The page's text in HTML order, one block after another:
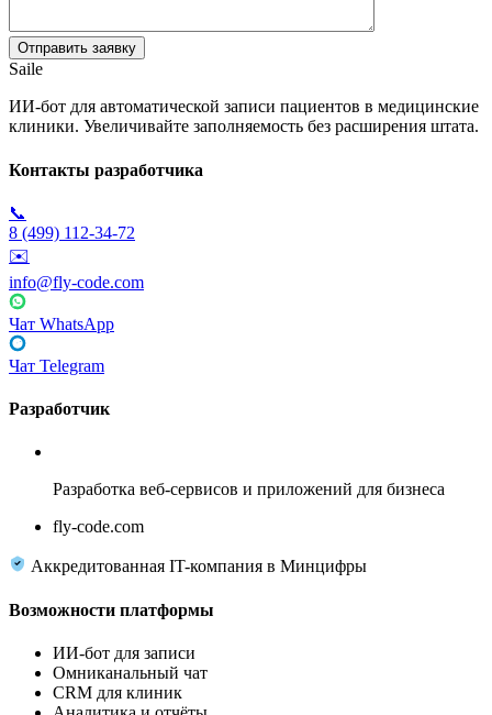
Saile
ИИ-бот для автоматической записи пациентов в медицинские
клиники. Увеличивайте заполняемость без расширения штата.
Контакты разработчика
📞
8 (499) 112-34-72
✉️
info@fly-code.com
Чат WhatsApp
Чат Telegram
Разработчик
Разработка веб-сервисов и приложений для бизнеса
fly-code.com
Аккредитованная IT-компания в Минцифры
Возможности платформы
ИИ-бот для записи
Омниканальный чат
CRM для клиник